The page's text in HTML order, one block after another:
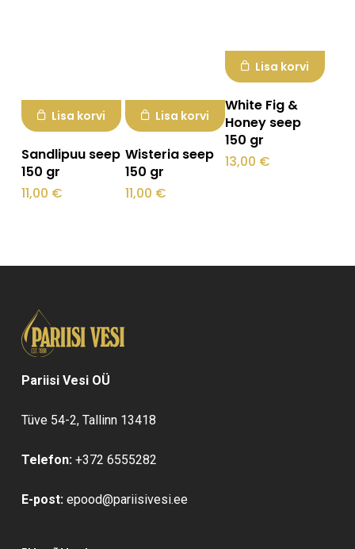
Lisa korvi
Sandlipuu seep
150 gr
11,00 €
Lisa korvi
Wisteria seep
150 gr
11,00 €
Lisa korvi
White Fig &
Honey seep
150 gr
13,00 €
Pariisi Vesi OÜ
Tüve 54-2, Tallinn 13418
Telefon: +372 6555282
E-post: epood@pariisivesi.ee